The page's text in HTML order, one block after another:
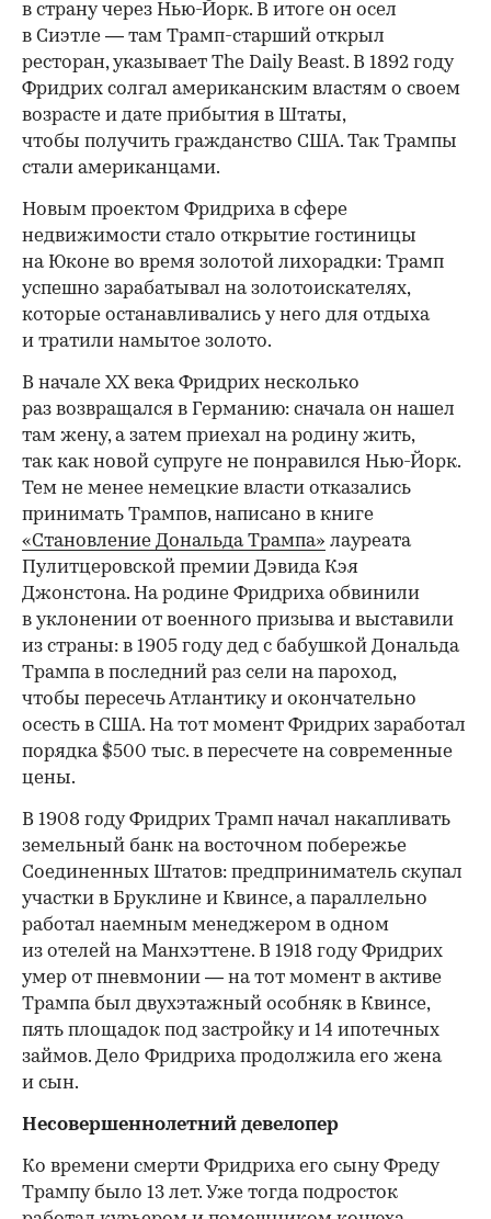
в страну через Нью-Йорк. В итоге он осел
в Сиэтле — там Трамп-старший открыл
ресторан, указывает The Daily Beast. В 1892 году
Фридрих солгал американским властям о своем
возрасте и дате прибытия в Штаты,
чтобы получить гражданство США. Так Трампы
стали американцами.
Новым проектом Фридриха в сфере
недвижимости стало открытие гостиницы
на Юконе во время золотой лихорадки: Трамп
успешно зарабатывал на золотоискателях,
которые останавливались у него для отдыха
и тратили намытое золото.
В начале XX века Фридрих несколько
раз возвращался в Германию: сначала он нашел
там жену, а затем приехал на родину жить,
так как новой супруге не понравился Нью-Йорк.
Тем не менее немецкие власти отказались
принимать Трампов, написано в книге
«Становление Дональда Трампа» лауреата
Пулитцеровской премии Дэвида Кэя
Джонстона. На родине Фридриха обвинили
в уклонении от военного призыва и выставили
из страны: в 1905 году дед с бабушкой Дональда
Трампа в последний раз сели на пароход,
чтобы пересечь Атлантику и окончательно
осесть в США. На тот момент Фридрих заработал
порядка $500 тыс. в пересчете на современные
цены.
В 1908 году Фридрих Трамп начал накапливать
земельный банк на восточном побережье
Соединенных Штатов: предприниматель скупал
участки в Бруклине и Квинсе, а параллельно
работал наемным менеджером в одном
из отелей на Манхэттене. В 1918 году Фридрих
умер от пневмонии — на тот момент в активе
Трампа был двухэтажный особняк в Квинсе,
пять площадок под застройку и 14 ипотечных
займов. Дело Фридриха продолжила его жена
и сын.
Несовершеннолетний девелопер
Ко времени смерти Фридриха его сыну Фреду
Трампу было 13 лет. Уже тогда подросток